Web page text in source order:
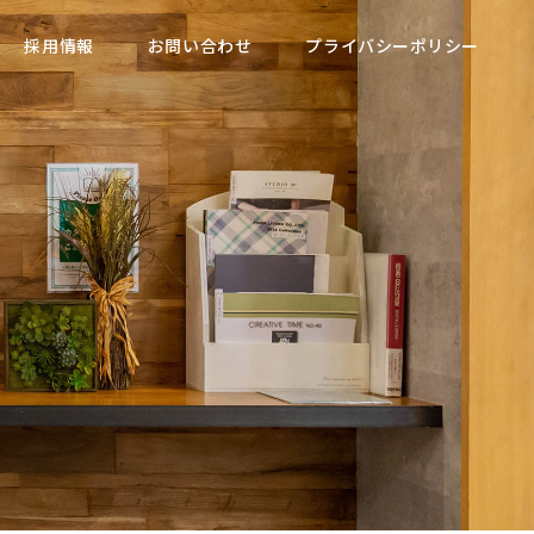
採用情報 お問い合わせ プライバシーポリシー